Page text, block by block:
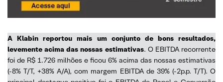
A Klabin reportou mais um conjunto de bons resultados,
levemente acima das nossas estimativas. O EBITDA recorrente
foi de R$ 1.726 milhões e ficou 6% acima das nossas estimativas
(-8% T/T, +38% A/A), com margem EBITDA de 39% (-2p.p. T/T). O